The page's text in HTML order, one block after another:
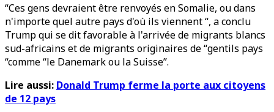
“Ces gens devraient être renvoyés en Somalie, ou dans
n'importe quel autre pays d'où ils viennent “, a conclu
Trump qui se dit favorable à l'arrivée de migrants blancs
sud-africains et de migrants originaires de “gentils pays
“comme “le Danemark ou la Suisse”.
Lire aussi: Donald Trump ferme la porte aux citoyens
de 12 pays